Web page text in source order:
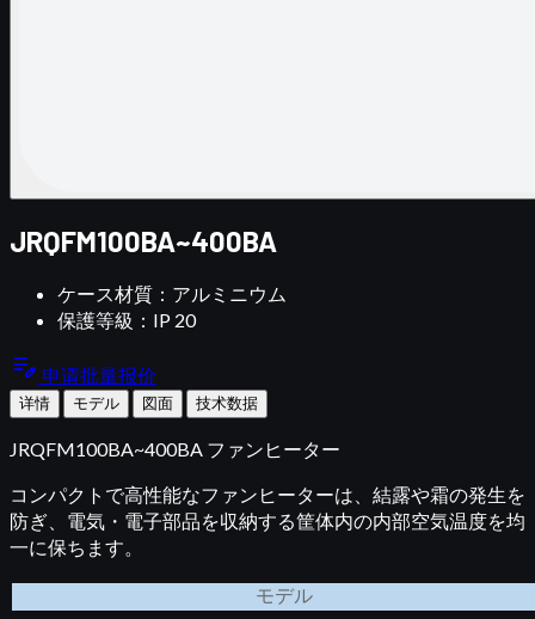
JRQFM100BA~400BA
ケース材質：アルミニウム
保護等級：IP 20
edit_note 申请批量报价
详情 モデル 図面 技术数据
JRQFM100BA~400BA ファンヒーター
コンパクトで高性能なファンヒーターは、結露や霜の発生を
防ぎ、電気・電子部品を収納する筐体内の内部空気温度を均
一に保ちます。
モデル